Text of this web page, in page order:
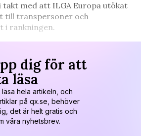
takt med att ILGA Europa utökat
till transpersoner och
i rankningen.
dig för att
läsa
hela artikeln, och
på qx.se, behöver
det är helt gratis och
våra nyhetsbrev.